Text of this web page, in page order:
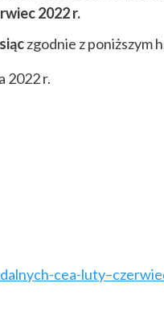
2022 r.
zgodnie z poniższym
2022 r.
cea-